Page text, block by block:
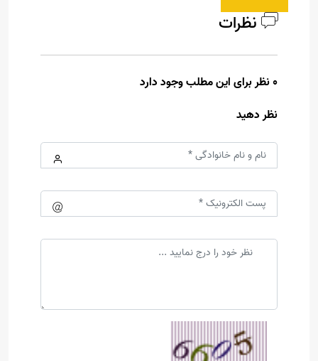
نظرات
0 نظر برای این مطلب وجود دارد
نظر دهید